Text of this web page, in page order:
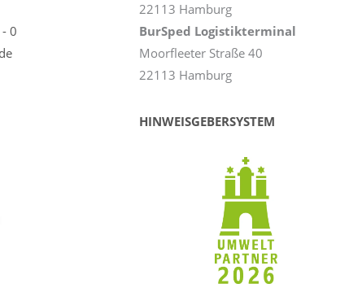
0
22113 Hamburg
BurSped Logistikterminal
Moorfleeter Straße 40
22113 Hamburg
HINWEISGEBERSYSTEM